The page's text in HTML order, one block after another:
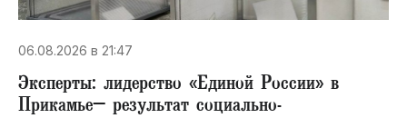
06.08.2026 в 21:47
Эксперты: лидерство «Единой России» в
Прикамье– результат социально-